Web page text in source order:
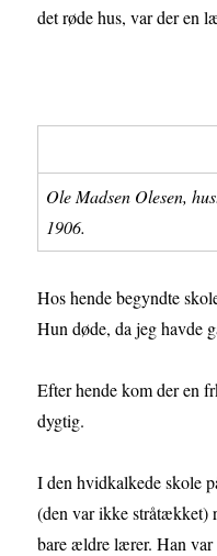
det røde hus, var der en
Ole Madsen Olesen,
1906.
Hos hende begyndte
Hun døde, da jeg havde
Efter hende kom der en
dygtig.
I den hvidkalkede skole
(den var ikke stråtækket)
bare ældre lærer. Han